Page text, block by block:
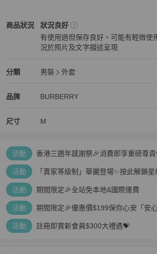
●此款無腰帶
●尺碼：男生M碼(女生約等於40號)。
●尺寸：cm
胸圍104
衣長86
商品狀況
BURBERRY男裝商品狀態與細節
狀況良好
有使用過但保存良好，可能有輕微使
況於照片及文字描述呈現
分類
BURBERRY男裝分類資訊
男裝
外套
品牌
BURBERRY精品男裝品牌介紹
BURBERRY
BURBERRY推薦清單
尺寸 M
活動
香港三週年感謝祭🎉消費即享重磅尊貴
活動 「賣家等級制」華麗登場✨按此解鎖星
活動 期間限定🎉全站免本地&國際運費
活動 期間限定🎉優惠價$199保你心安「安
活動 註冊即賞新會員$300大禮遇💝